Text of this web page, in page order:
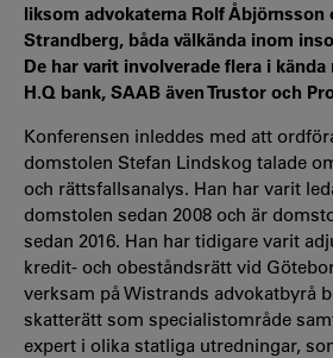
liksom advokaterna Rolf Åbjörnsson
Strandberg, båda välkända inom
De har varit involverade flera i
H.Q bank, SAAB även Trustor och
Konferensen inleddes med att
domstolen Stefan Lindskog talade
och rättsfallsanalys. Han har varit
domstolen sedan 2008 och är
sedan 2016. Han har tidigare varit
kredit- och obeståndsrätt vid
verksam på Wistrands advokatbyrå
skatterätt som specialistområde
expert i olika statliga utredningar,